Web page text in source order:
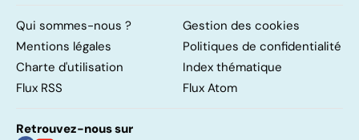
Qui sommes-nous ?
Gestion des cookies
Mentions légales
Politiques de confidentialité
Charte d'utilisation
Index thématique
Flux RSS
Flux Atom
Retrouvez-nous sur